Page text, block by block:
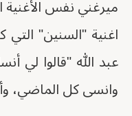
ميرغني نفس
اغنية "السنين"
عبد الله "قالوا لي
وانسى كل الماضي،